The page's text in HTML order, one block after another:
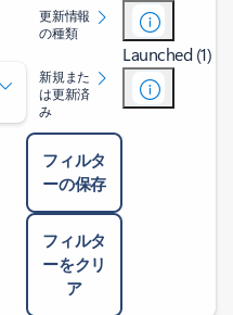
更新情報
の種類
新規また
は更新済
み
フィルタ
ーの保存
フィルタ
ーをクリ
ア
Launched (1)